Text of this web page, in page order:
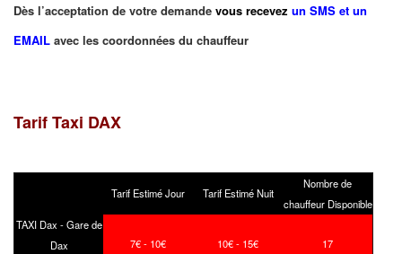
Dès l’acceptation de votre demande vous recevez un SMS et un
EMAIL avec les coordonnées du chauffeur
Tarif Taxi DAX
Tarif Estimé Jour Tarif Estimé Nuit
Nombre de
chauffeur Disponible
TAXI Dax - Gare de
Dax
7€ - 10€ 10€ - 15€ 17